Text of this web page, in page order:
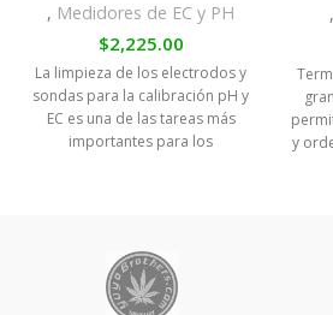
, Medidores de EC y PH
$2,225.00
La limpieza de los electrodos y
sondas para la calibración pH y
EC es una de las tareas más
importantes para los
,
y